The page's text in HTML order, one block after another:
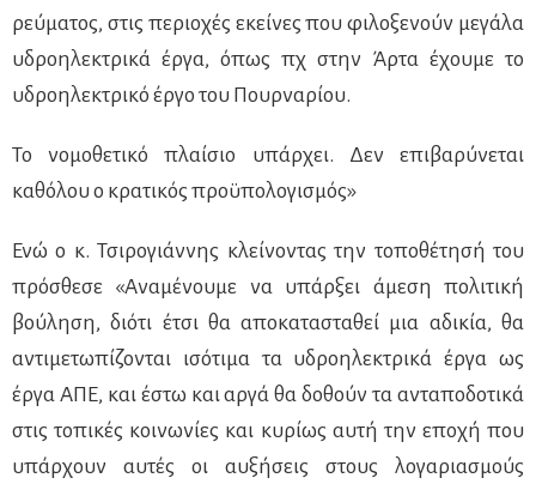
ρεύματος, στις περιοχές εκείνες που φιλοξενούν μεγάλα
υδροηλεκτρικά έργα, όπως πχ στην Άρτα έχουμε το
υδροηλεκτρικό έργο του Πουρναρίου.
Το νομοθετικό πλαίσιο υπάρχει. Δεν επιβαρύνεται
καθόλου ο κρατικός προϋπολογισμός»
Ενώ ο κ. Τσιρογιάννης κλείνοντας την τοποθέτησή του
πρόσθεσε «Αναμένουμε να υπάρξει άμεση πολιτική
βούληση, διότι έτσι θα αποκατασταθεί μια αδικία, θα
αντιμετωπίζονται ισότιμα τα υδροηλεκτρικά έργα ως
έργα ΑΠΕ, και έστω και αργά θα δοθούν τα ανταποδοτικά
στις τοπικές κοινωνίες και κυρίως αυτή την εποχή που
υπάρχουν αυτές οι αυξήσεις στους λογαριασμούς